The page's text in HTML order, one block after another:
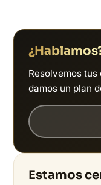
Resolvemos
damos un plan
Estamos